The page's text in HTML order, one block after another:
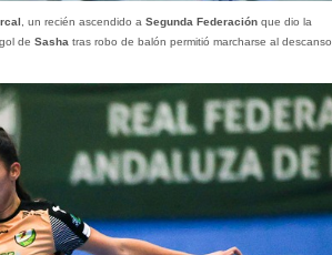
, un recién ascendido a Segunda Federaciónque dio la
de Sasha tras robo de balón permitió marcharse al descanso